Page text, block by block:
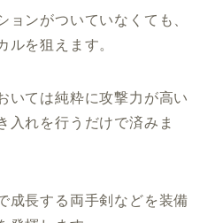
ョンがついていなくても、
ルを狙えます。
いては純粋に攻撃力が高い
入れを行うだけで済みま
成長する両手剣などを装備